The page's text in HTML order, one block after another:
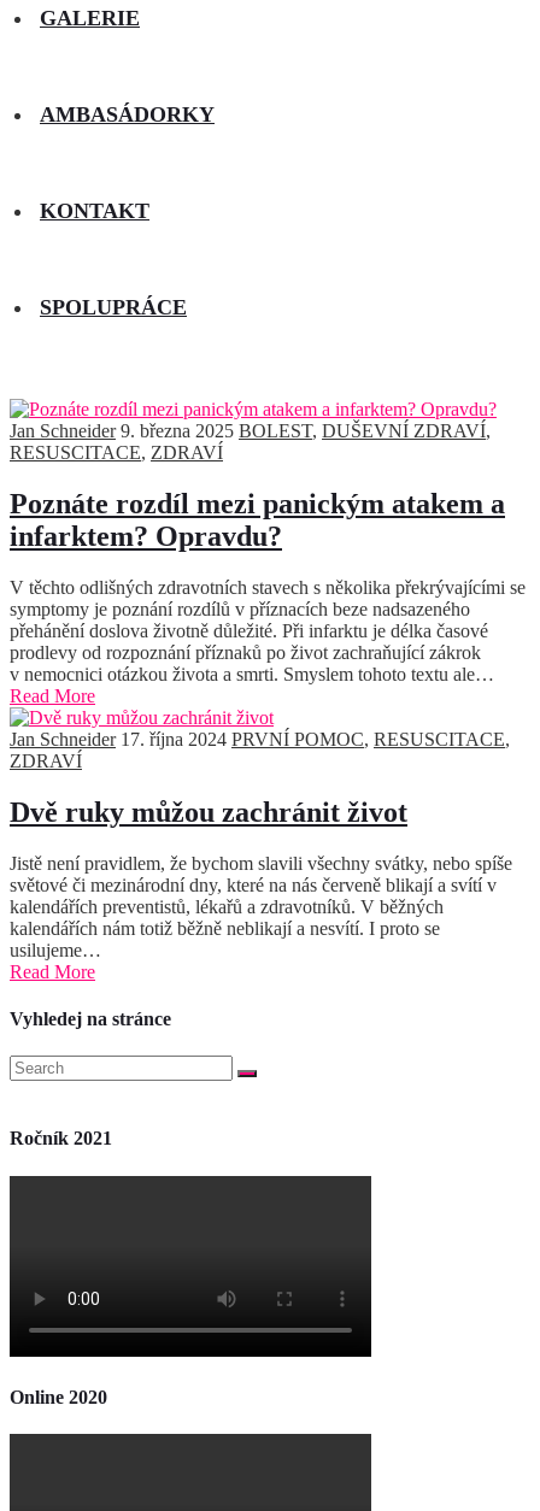
GALERIE
AMBASÁDORKY
KONTAKT
SPOLUPRÁCE
Jan Schneider 9. března 2025 BOLEST, DUŠEVNÍ ZDRAVÍ,
RESUSCITACE, ZDRAVÍ
Poznáte rozdíl mezi panickým atakem a
infarktem? Opravdu?
V těchto odlišných zdravotních stavech s několika překrývajícími se
symptomy je poznání rozdílů v příznacích beze nadsazeného
přehánění doslova životně důležité. Při infarktu je délka časové
prodlevy od rozpoznání příznaků po život zachraňující zákrok
v nemocnici otázkou života a smrti. Smyslem tohoto textu ale…
Read More
Jan Schneider 17. října 2024 PRVNÍ POMOC, RESUSCITACE,
ZDRAVÍ
Dvě ruky můžou zachránit život
Jistě není pravidlem, že bychom slavili všechny svátky, nebo spíše
světové či mezinárodní dny, které na nás červeně blikají a svítí v
kalendářích preventistů, lékařů a zdravotníků. V běžných
kalendářích nám totiž běžně neblikají a nesvítí. I proto se
usilujeme…
Read More
Vyhledej na stránce
Ročník 2021
Online 2020